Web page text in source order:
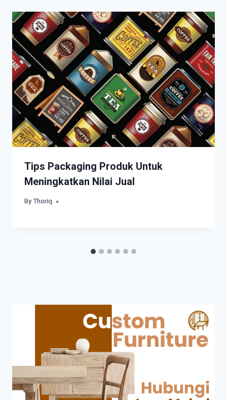
Tips Packaging Produk Untuk
Meningkatkan Nilai Jual
ByThoriq
March 14, 2022